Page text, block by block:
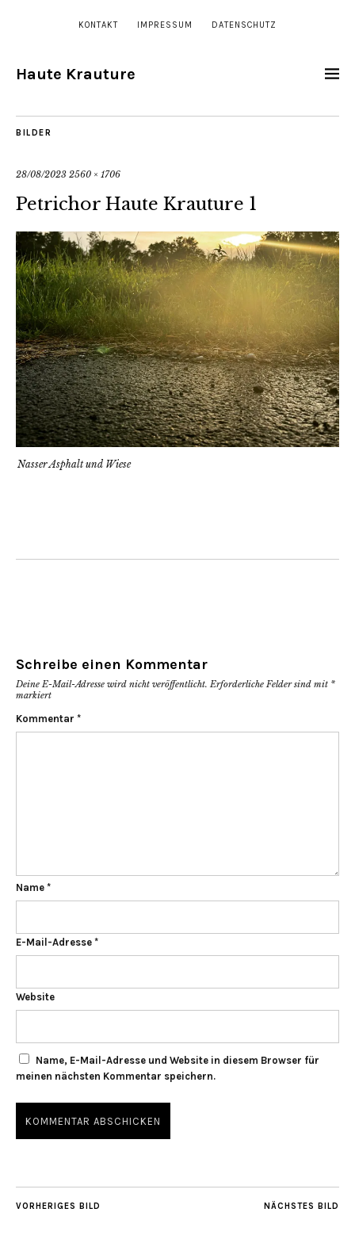
KONTAKT IMPRESSUM DATENSCHUTZ
Haute Krauture
BILDER
28/08/2023 2560 × 1706
Petrichor Haute Krauture 1
Nasser Asphalt und Wiese
Schreibe einen Kommentar
Deine E-Mail-Adresse wird nicht veröffentlicht. Erforderliche Felder sind mit *
markiert
Kommentar *
Name *
E-Mail-Adresse *
Website
Name, E-Mail-Adresse und Website in diesem Browser für
meinen nächsten Kommentar speichern.
NÄCHSTES BILD
VORHERIGES BILD